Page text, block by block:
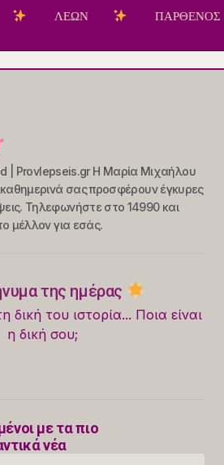
ΛΕΩΝ ΠΑΡΘΕΝΟΣ
| Provlepseis.gr Η Μαρία Μιχαήλου
καθημερινά σας προσφέρουν έγκυρες
Τηλεφωνήστε στο 14990 και
μέλλον για εσάς.
της ημέρας
δική του ιστορία... Ποια είναι
η δική σου;
με τα πιο
νέα